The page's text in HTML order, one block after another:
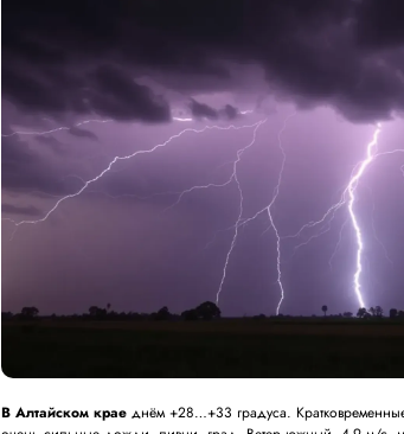
В Алтайском крае днём +28…+33 градуса.